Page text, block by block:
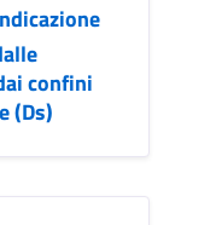
confini
(Ds)